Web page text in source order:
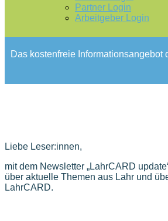
Partner Login
Arbeitgeber Login
Das kostenfreie Informationsangebot
Liebe Leser:innen,
mit dem Newsletter „LahrCARD
über aktuelle Themen aus Lahr und
LahrCARD.